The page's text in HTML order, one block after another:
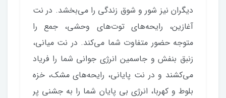
دیگران نیز شور و شوق زندگی را می‌بخشد. در نت
آغازین، رایحه‌های توت‌های وحشی، جمع را
متوجه حضور متفاوت شما می‌کند. در نت میانی،
زنبق بنفش و جاسمین انرژی جوانی شما را فریاد
می‌کشند و در نت پایانی، رایحه‌های مشک، خزه
بلوط و کهربا، انرژی بی پایان شما را به جشنی پر